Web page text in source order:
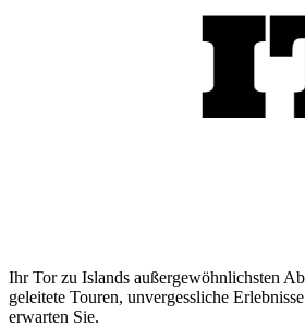
Ihr Tor zu Islands außergewöhnlichsten
geleitete Touren, unvergessliche
erwarten Sie.